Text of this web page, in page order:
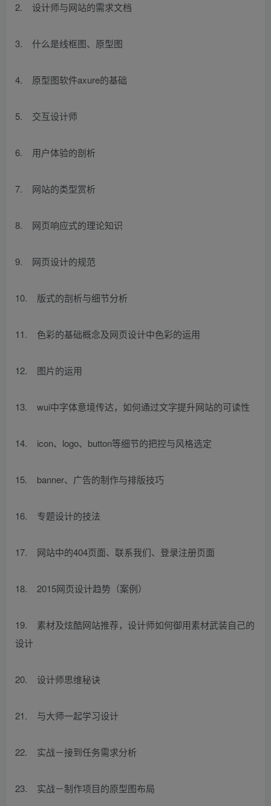
2. 设计师与网站的需求文档
3. 什么是线框图、原型图
4. 原型图软件axure的基础
5. 交互设计师
6. 用户体验的剖析
7. 网站的类型赏析
8. 网页响应式的理论知识
9. 网页设计的规范
10. 版式的剖析与细节分析
11. 色彩的基础概念及网页设计中色彩的运用
12. 图片的运用
13. wui中字体意境传达，如何通过文字提升网站的可读性
14. icon、logo、button等细节的把控与风格选定
15. banner、广告的制作与排版技巧
16. 专题设计的技法
17. 网站中的404页面、联系我们、登录注册页面
18. 2015网页设计趋势（案例）
19. 素材及炫酷网站推荐，设计师如何御用素材武装自己的
设计
20. 设计师思维秘诀
21. 与大师一起学习设计
22. 实战－接到任务需求分析
23. 实战－制作项目的原型图布局